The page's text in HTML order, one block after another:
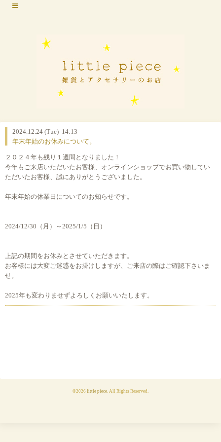
2024.12.24 (Tue) 14:13
年末年始のお休みについて。
２０２４年も残り１週間となりました！
今年もご来店いただいたお客様、オンラインショップでお買い物してい
ただいたお客様、誠にありがとうございました。
年末年始の休業日についてのお知らせです。
2024/12/30（月）～2025/1/5（日）
上記の期間をお休みとさせていただきます。
お客様には大変ご迷惑をお掛けしますが、ご来店の際はご確認下さいま
せ。
2025年も変わりませずよろしくお願いいたします。
©2026 little piece . All Rights Reserved.